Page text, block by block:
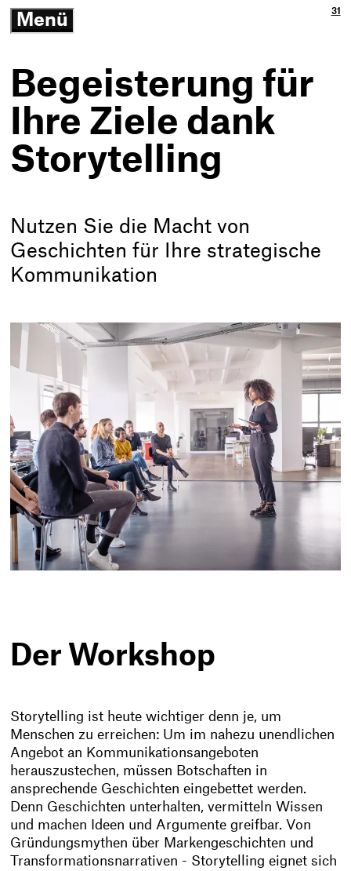
Menü
31
Begeisterung für
Ihre Ziele dank
Storytelling
Nutzen Sie die Macht von
Geschichten für Ihre strategische
Kommunikation
Der Workshop
Storytelling ist heute wichtiger denn je, um
Menschen zu erreichen: Um im nahezu unendlichen
Angebot an Kommunikationsangeboten
herauszustechen, müssen Botschaften in
ansprechende Geschichten eingebettet werden.
Denn Geschichten unterhalten, vermitteln Wissen
und machen Ideen und Argumente greifbar. Von
Gründungsmythen über Markengeschichten und
Transformationsnarrativen - Storytelling eignet sich